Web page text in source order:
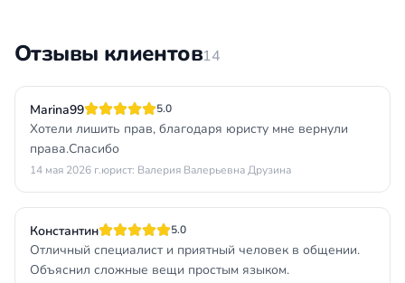
Отзывы клиентов14
Marina99 5.0
Хотели лишить прав, благодаря юристу мне вернули
права.Спасибо
14 мая 2026 г.юрист: Валерия Валерьевна Друзина
Константин 5.0
Отличный специалист и приятный человек в общении.
Объяснил сложные вещи простым языком.